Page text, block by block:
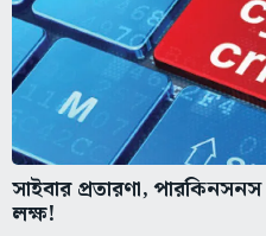
সাইবার প্রতারণা,
লক্ষ!